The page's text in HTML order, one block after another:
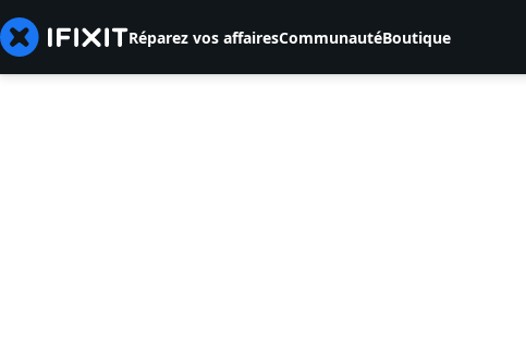
Réparez vos affairesCommunautéBoutique